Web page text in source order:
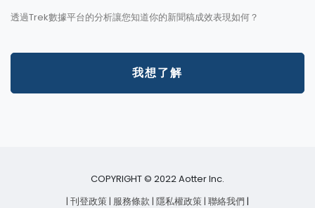
透過Trek數據平台的分析讓您知道你的新聞稿成效表現如何？
我想了解
COPYRIGHT © 2022 Aotter Inc.
| 刊登政策| 服務條款 | 隱私權政策| 聯絡我們 |